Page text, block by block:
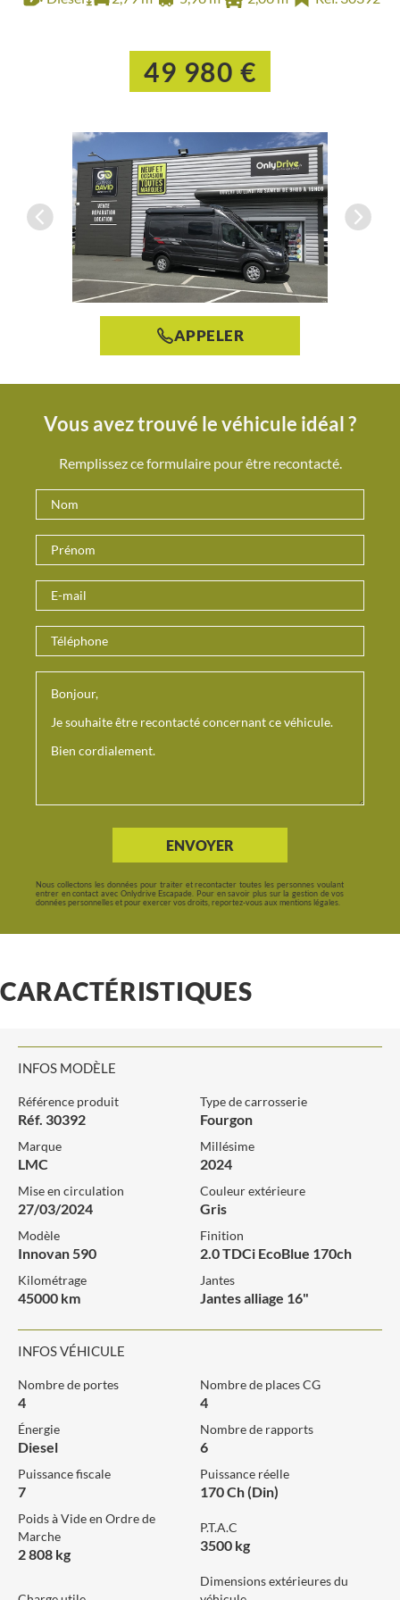
49 980 €
APPELER
Vous avez trouvé le véhicule idéal ?
Remplissez ce formulaire pour être recontacté.
ENVOYER
Nous collectons les données pour traiter et recontacter toutes les personnes voulant
entrer en contact avec Onlydrive Escapade. Pour en savoir plus sur la gestion de vos
données personnelles et pour exercer vos droits, reportez-vous aux mentions légales.
CARACTÉRISTIQUES
INFOS MODÈLE
Référence produit
Réf. 30392
Type de carrosserie
Fourgon
Marque
LMC
Millésime
2024
Mise en circulation
27/03/2024
Couleur extérieure
Gris
Modèle
Innovan 590
Finition
2.0 TDCi EcoBlue 170ch
Kilométrage
45000 km
Jantes
Jantes alliage 16"
INFOS VÉHICULE
Nombre de portes
4
Nombre de places CG
4
Énergie
Diesel
Nombre de rapports
6
Puissance fiscale
7
Puissance réelle
170 Ch (Din)
Poids à Vide en Ordre de
Marche
2 808 kg
P.T.A.C
3500 kg
Dimensions extérieures du